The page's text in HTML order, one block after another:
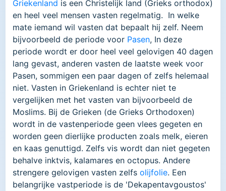
Griekenland is een Christelijk land (Grieks orthodox)
en heel veel mensen vasten regelmatig. In welke
mate iemand wil vasten dat bepaalt hij zelf. Neem
bijvoorbeeld de periode voor Pasen, In deze
periode wordt er door heel veel gelovigen 40 dagen
lang gevast, anderen vasten de laatste week voor
Pasen, sommigen een paar dagen of zelfs helemaal
niet. Vasten in Griekenland is echter niet te
vergelijken met het vasten van bijvoorbeeld de
Moslims. Bij de Grieken (de Grieks Orthodoxen)
wordt in de vastenperiode geen vlees gegeten en
worden geen dierlijke producten zoals melk, eieren
en kaas genuttigd. Zelfs vis wordt dan niet gegeten
behalve inktvis, kalamares en octopus. Andere
strengere gelovigen vasten zelfs olijfolie. Een
belangrijke vastperiode is de 'Dekapentavgoustos'